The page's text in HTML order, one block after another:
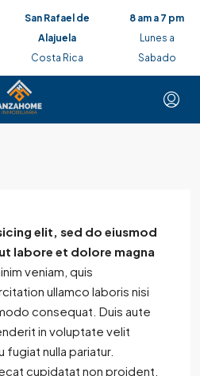
San Rafael de
Alajuela
Costa Rica
8 am a 7 pm
Lunes a
Sabado
elit, sed do eiusmod
labore et dolore magna
veniam, quis
ullamco laboris nisi
consequat. Duis aute
in voluptate velit
nulla pariatur.
cupidatat non proident,